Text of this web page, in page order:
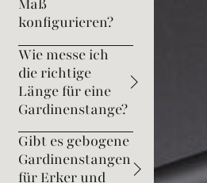
Maß
konfigurieren?
Wie messe ich
die richtige
Länge für eine
Gardinenstange?
Gibt es gebogene
Gardinenstangen
für Erker und